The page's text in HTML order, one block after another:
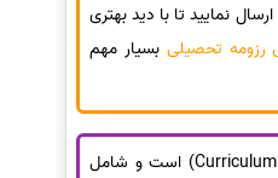
نمایید تا با دید بهتری
رزومه تحصیلی بسیار مهم
CV مخفف عبارت (Curriculum Vitae) است و شامل